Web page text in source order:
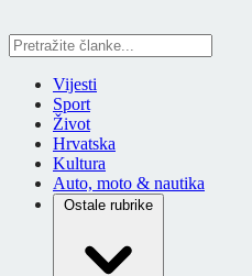
Vijesti
Sport
Život
Hrvatska
Kultura
Auto, moto & nautika
Ostale rubrike